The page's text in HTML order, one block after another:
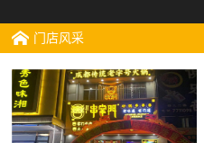
门店风采